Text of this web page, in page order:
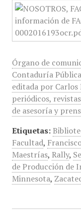
Órgano de
Contaduría
editada por Carlos
periódicos,
de asesoría y
Etiquetas:
Facultad,
Maestrías, Rally,
de Producción de
Minnesota,